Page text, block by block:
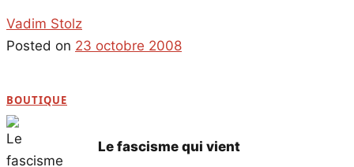
Vadim Stolz
Posted on 23 octobre 2008
BOUTIQUE
Le fascisme qui vient